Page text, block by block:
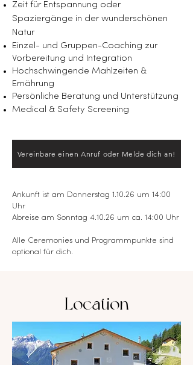
Zeit für Entspannung oder
Spaziergänge in der wunderschönen
Natur
Einzel- und Gruppen-Coaching zur
Vorbereitung und Integration
Hochschwingende Mahlzeiten &
Ernährung
Persönliche Beratung und Unterstützung
Medical & Safety Screening
Vereinbare einen Anruf oder Melde dich an!
Ankunft ist am Donnerstag 1.10.26 um 14:00
Uhr
Abreise am Sonntag 4.10.26 um ca. 14:00 Uhr
Alle Ceremonies und Programmpunkte sind
optional für dich.
Location